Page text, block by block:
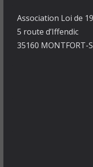
Association Loi de
5 route d’Iffendic
35160 MONTFORT-